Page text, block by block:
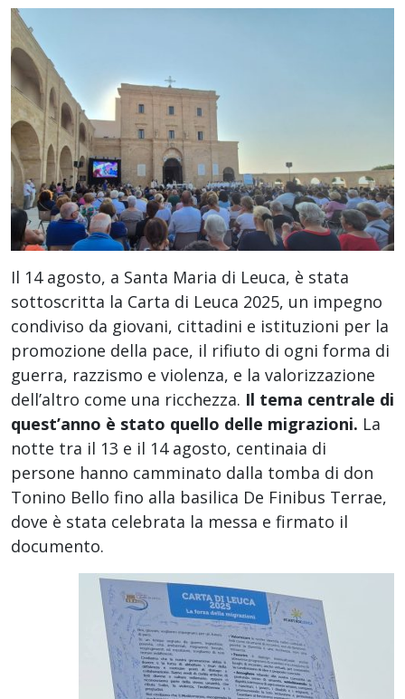
Il 14 agosto, a Santa Maria di Leuca, è stata
sottoscritta la Carta di Leuca 2025, un impegno
condiviso da giovani, cittadini e istituzioni per la
promozione della pace, il rifiuto di ogni forma di
guerra, razzismo e violenza, e la valorizzazione
dell’altro come una ricchezza. Il tema centrale di
quest’anno è stato quello delle migrazioni. La
notte tra il 13 e il 14 agosto, centinaia di
persone hanno camminato dalla tomba di don
Tonino Bello fino alla basilica De Finibus Terrae,
dove è stata celebrata la messa e firmato il
documento.